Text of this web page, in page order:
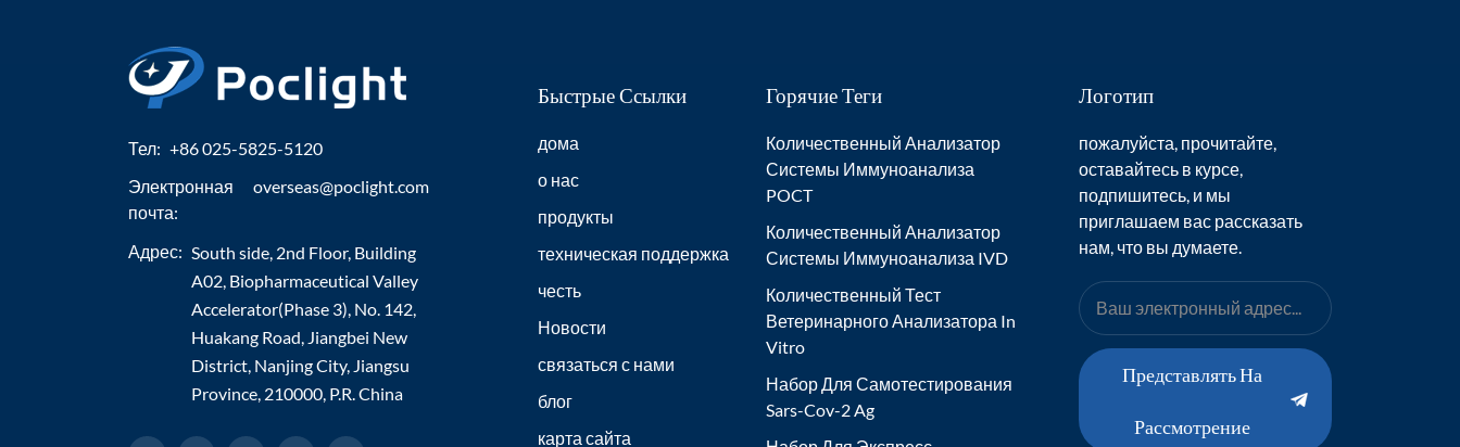
Тел: +86 025-5825-5120
Электронная
почта:
overseas@poclight.com
Адрес: South side, 2nd Floor, Building
A02, Biopharmaceutical Valley
Accelerator(Phase 3), No. 142,
Huakang Road, Jiangbei New
District, Nanjing City, Jiangsu
Province, 210000, P.R. China
Быстрые Ссылки
дома
о нас
продукты
техническая поддержка
честь
Новости
связаться с нами
блог
карта сайта
Горячие Теги
Количественный Анализатор
Системы Иммуноанализа
POCT
Количественный Анализатор
Системы Иммуноанализа IVD
Количественный Тест
Ветеринарного Анализатора In
Vitro
Набор Для Самотестирования
Sars-Cov-2 Ag
Логотип
пожалуйста, прочитайте,
оставайтесь в курсе,
подпишитесь, и мы
приглашаем вас рассказать
нам, что вы думаете.
Представлять На
Рассмотрение